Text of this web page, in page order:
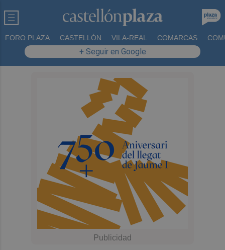
FORO PLAZA CASTELLÓN VILA-REAL COMARCAS
+ Seguir en Google